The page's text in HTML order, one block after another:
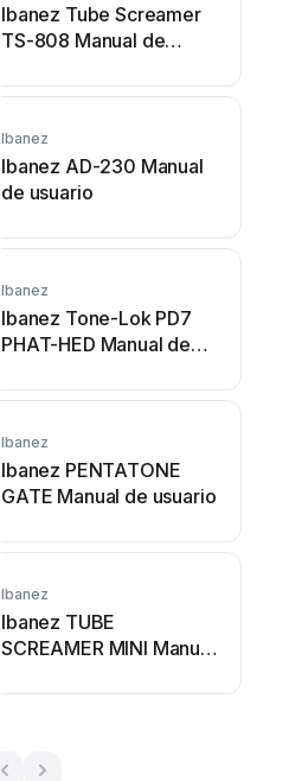
Ibanez Tube Screamer
TS-808 Manual de
Ibanez
Ibanez AD-230 Manual
de usuario
Ibanez
Ibanez Tone-Lok PD7
PHAT-HED Manual de
Ibanez
Ibanez PENTATONE
GATE Manual de usuario
Ibanez
Ibanez TUBE
SCREAMER MINI Manual